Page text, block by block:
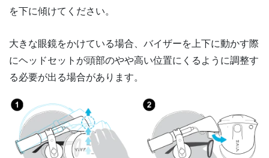
を下に傾けてください。
大きな眼鏡をかけている場合、バイザーを上下に動かす際
にヘッドセットが頭部のやや高い位置にくるように調整す
る必要が出る場合があります。